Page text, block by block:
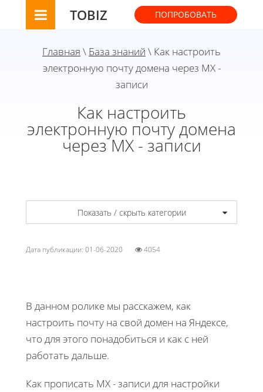
TOBIZ ПОПРОБОВАТЬ
Главная \ База знаний \ Как настроить
электронную почту домена через МХ -
записи
Как настроить
электронную почту домена
через МХ - записи
Показать / скрыть категории
Дата публикации: 01-06-2020 4054
В данном ролике мы расскажем, как
настроить почту на свой домен на Яндексе,
что для этого понадобиться и как с ней
работать дальше.
Как прописать МХ - записи для настройки